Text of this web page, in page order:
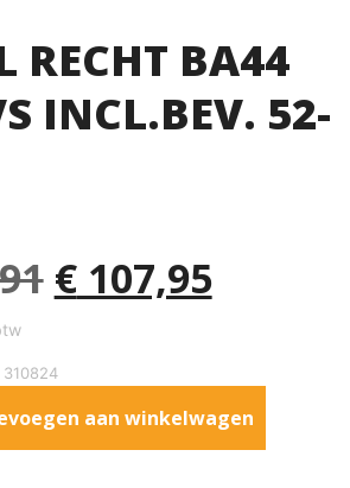
RECHT BA44
INCL.BEV. 52-
€107,95
aan winkelwagen